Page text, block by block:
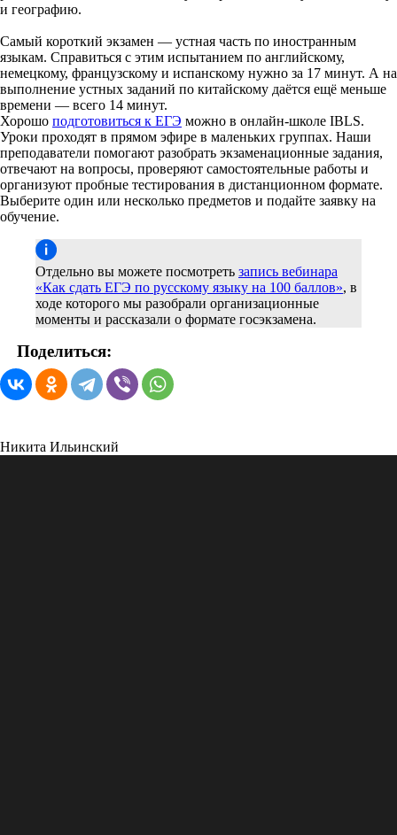
и географию.
Самый короткий экзамен — устная часть по иностранным
языкам. Справиться с этим испытанием по английскому,
немецкому, французскому и испанскому нужно за 17 минут. А на
выполнение устных заданий по китайскому даётся ещё меньше
времени — всего 14 минут.
Хорошо подготовиться к ЕГЭ можно в онлайн-школе IBLS.
Уроки проходят в прямом эфире в маленьких группах. Наши
преподаватели помогают разобрать экзаменационные задания,
отвечают на вопросы, проверяют самостоятельные работы и
организуют пробные тестирования в дистанционном формате.
Выберите один или несколько предметов и подайте заявку на
обучение.
Отдельно вы можете посмотреть запись вебинара
«Как сдать ЕГЭ по русскому языку на 100 баллов», в
ходе которого мы разобрали организационные
моменты и рассказали о формате госэкзамена.
Поделиться:
Никита Ильинский